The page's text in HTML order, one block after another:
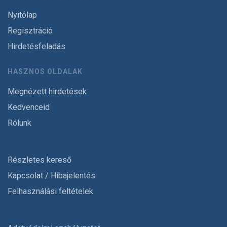
Nyitólap
Regisztráció
Hirdetésfeladás
HASZNOS OLDALAK
Megnézett hirdetések
Kedvenceid
Rólunk
Részletes kereső
Kapcsolat / Hibajelentés
Felhasználási feltételek